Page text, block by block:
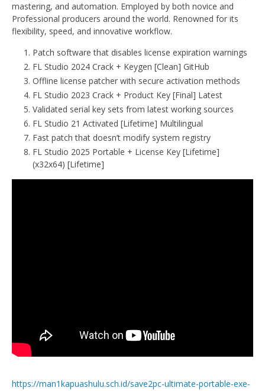
mastering, and automation. Employed by both novice and
Professional producers around the world. Renowned for its
flexibility, speed, and innovative workflow.
Patch software that disables license expiration warnings
FL Studio 2024 Crack + Keygen [Clean] GitHub
Offline license patcher with secure activation methods
FL Studio 2023 Crack + Product Key [Final] Latest
Validated serial key sets from latest working sources
FL Studio 21 Activated [Lifetime] Multilingual
Fast patch that doesn’t modify system registry
FL Studio 2025 Portable + License Key [Lifetime]
(x32x64) [Lifetime]
https://man1kapuashulu.sch.id/save2pc-ultimate-portable-exe-